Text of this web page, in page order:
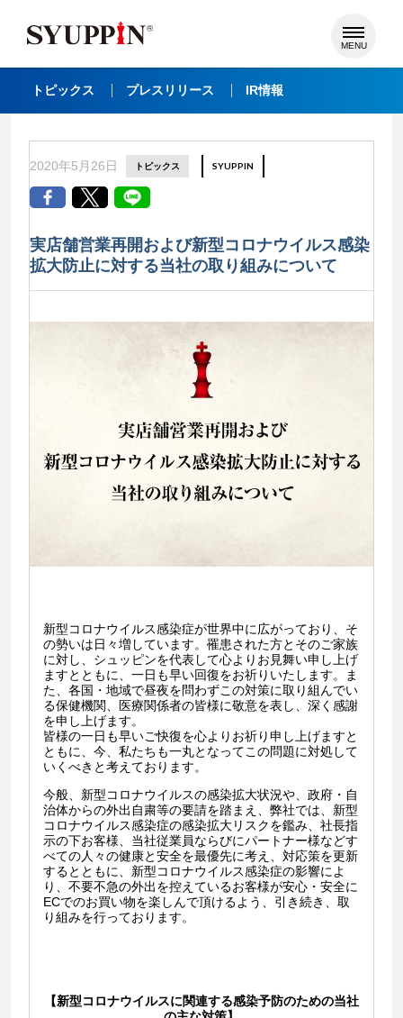
MENU
トピックス プレスリリース IR情報
2020年5月26日 トピックス SYUPPIN
実店舗営業再開および新型コロナウイルス感染
拡大防止に対する当社の取り組みについて
新型コロナウイルス感染症が世界中に広がっており、そ
の勢いは日々増しています。罹患された方とそのご家族
に対し、シュッピンを代表して心よりお見舞い申し上げ
ますとともに、一日も早い回復をお祈りいたします。ま
た、各国・地域で昼夜を問わずこの対策に取り組んでい
る保健機関、医療関係者の皆様に敬意を表し、深く感謝
を申し上げます。
皆様の一日も早いご快復を心よりお祈り申し上げますと
ともに、今、私たちも一丸となってこの問題に対処して
いくべきと考えております。
今般、新型コロナウイルスの感染拡大状況や、政府・自
治体からの外出自粛等の要請を踏まえ、弊社では、新型
コロナウイルス感染症の感染拡大リスクを鑑み、社長指
示の下お客様、当社従業員ならびにパートナー様などす
べての人々の健康と安全を最優先に考え、対応策を更新
するとともに、新型コロナウイルス感染症の影響によ
り、不要不急の外出を控えているお客様が安心・安全に
ECでのお買い物を楽しんで頂けるよう、引き続き、取
り組みを行っております。
【新型コロナウイルスに関連する感染予防のための当社